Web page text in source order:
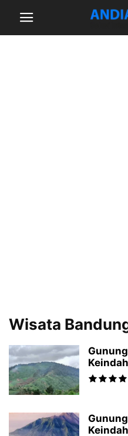
Wisata